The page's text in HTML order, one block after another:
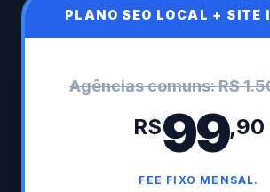
PLANO SEO LOCAL + SITE
Agências comuns: R$
R$99,90
FEE FIXO MENSAL.